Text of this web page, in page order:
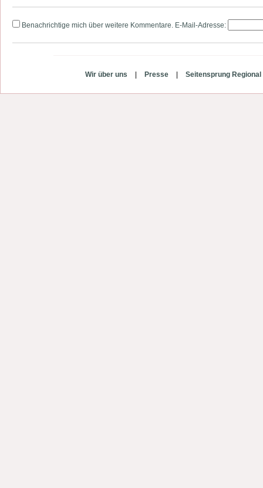
Benachrichtige mich über weitere Kommentare. E-Mail-Adresse:
Wir über uns Presse Seitensprung Regional